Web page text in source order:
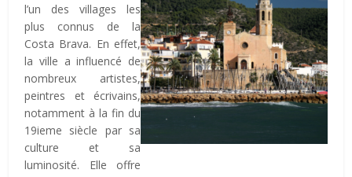
l’un des villages les
plus connus de la
Costa Brava. En effet,
la ville a influencé de
nombreux artistes,
peintres et écrivains,
notamment à la fin du
19ieme siècle par sa
culture et sa
luminosité. Elle offre